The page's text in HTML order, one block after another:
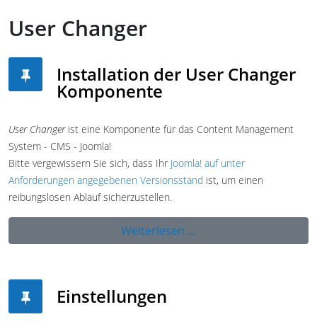
User Changer
Installation der User Changer
Komponente
User Changerist eine Komponente für das Content Management
System - CMS - Joomla!
Bitte vergewissern Sie sich, dass Ihr Joomla! auf unter
Anforderungen angegebenen Versionsstand ist, um einen
reibungslosen Ablauf sicherzustellen.
Weiterlesen ...
Einstellungen